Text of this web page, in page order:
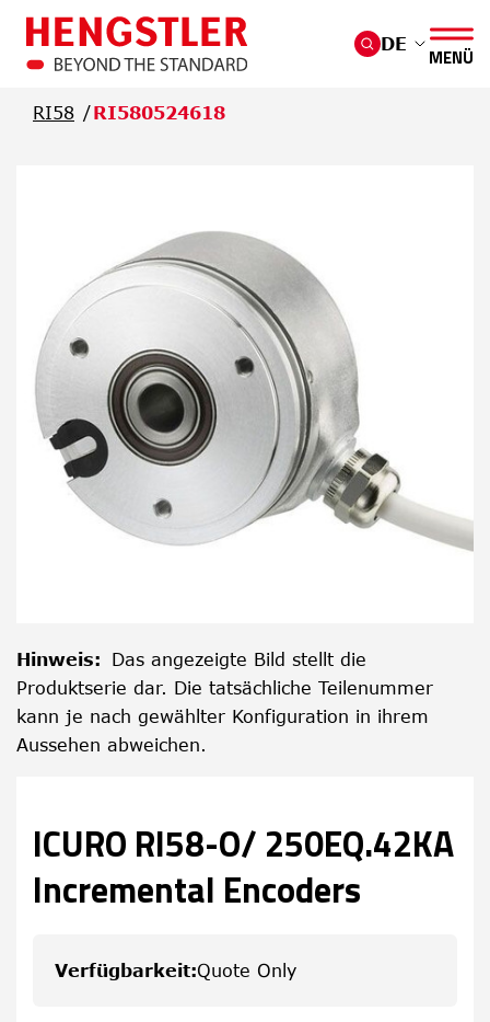
Überspringen Sie zum Hauptmenü
DE
MENÜ
RI58 RI580524618
Hinweis: Das angezeigte Bild stellt die
Produktserie dar. Die tatsächliche Teilenummer
kann je nach gewählter Konfiguration in ihrem
Aussehen abweichen.
ICURO RI58-O/ 250EQ.42KA
Incremental Encoders
Verfügbarkeit:Quote Only